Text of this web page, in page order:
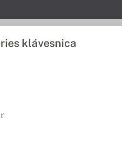
klávesnica